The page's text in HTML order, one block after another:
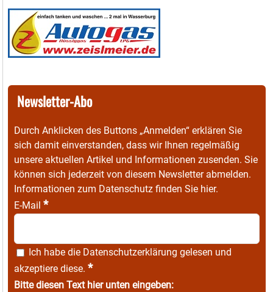
Newsletter-Abo
Durch Anklicken des Buttons „Anmelden“ erklären Sie
sich damit einverstanden, dass wir Ihnen regelmäßig
unsere aktuellen Artikel und Informationen zusenden. Sie
können sich jederzeit von diesem Newsletter abmelden.
Informationen zum Datenschutz finden Sie hier.
E-Mail *
Ich habe die Datenschutzerklärung gelesen und
akzeptiere diese. *
Bitte diesen Text hier unten eingeben: